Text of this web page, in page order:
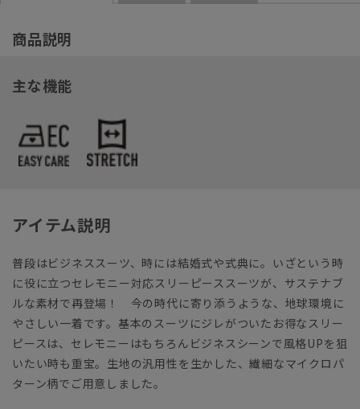
商品説明
主な機能
アイテム説明
普段はビジネススーツ、時には結婚式や式典に。いざという時
に役に立つセレモニー対応スリーピーススーツが、サステナブ
ルな素材で再登場！ 今の時代に寄り添うような、地球環境に
やさしい一着です。基本のスーツにジレがついたお得なスリー
ピースは、セレモニーはもちろんビジネスシーンで風格UPを狙
いたい時も重宝。生地の汎用性を生かした、繊細なマイクロパ
ターン柄でご用意しました。